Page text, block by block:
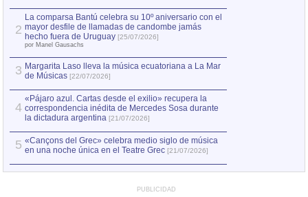
2
La comparsa Bantú celebra su 10º aniversario con el
mayor desfile de llamadas de candombe jamás
hecho fuera de Uruguay [25/07/2026]
por Manel Gausachs
3 Margarita Laso lleva la música ecuatoriana a La Mar
de Músicas [22/07/2026]
4
«Pájaro azul. Cartas desde el exilio» recupera la
correspondencia inédita de Mercedes Sosa durante
la dictadura argentina [21/07/2026]
5 «Cançons del Grec» celebra medio siglo de música
en una noche única en el Teatre Grec [21/07/2026]
PUBLICIDAD